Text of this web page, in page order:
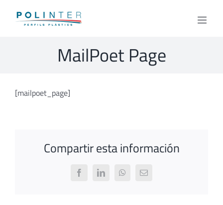
MailPoet Page
[mailpoet_page]
Compartir esta información
FacebookLinkedInWhatsApp
Email